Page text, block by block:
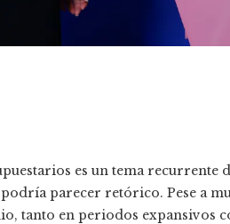
es un tema recurrente
parecer retórico. Pese a
tanto en periodos expansivos